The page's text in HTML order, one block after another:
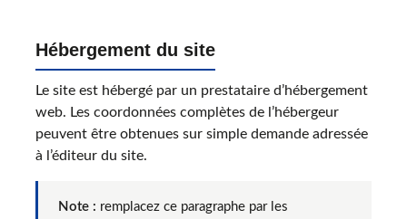
Hébergement du site
Le site est hébergé par un prestataire d’hébergement
web. Les coordonnées complètes de l’hébergeur
peuvent être obtenues sur simple demande adressée
à l’éditeur du site.
Note : remplacez ce paragraphe par les